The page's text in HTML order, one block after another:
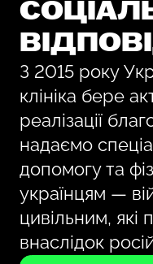
З 2015 року
клініка бере
реалізації
надаємо
допомогу та
українцям —
цивільним, які
внаслідок